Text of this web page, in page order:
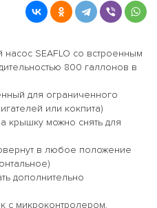
SEAFLO со встроенным
800 галлонов в
для ограниченного
или кокпита)
крышку можно снять для
в любое положение
дополнительно
с микроконтролером,